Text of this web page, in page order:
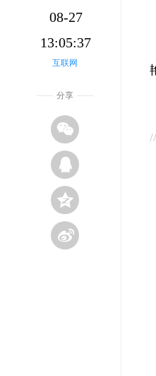
08-27
13:05:37
互联网
分享